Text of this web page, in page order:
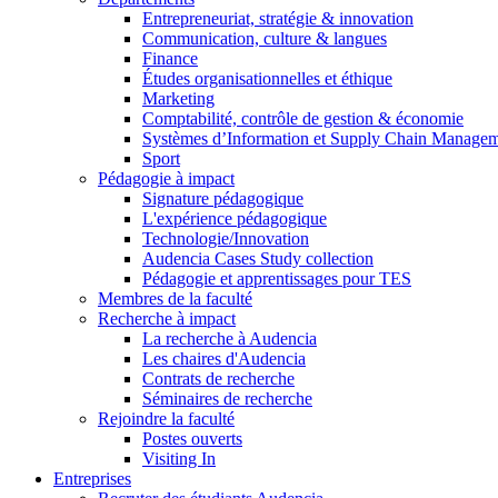
Entrepreneuriat, stratégie & innovation
Communication, culture & langues
Finance
Études organisationnelles et éthique
Marketing
Comptabilité, contrôle de gestion & économie
Systèmes d’Information et Supply Chain
Sport
Pédagogie à impact
Signature pédagogique
L'expérience pédagogique
Technologie/Innovation
Audencia Cases Study collection
Pédagogie et apprentissages pour TES
Membres de la faculté
Recherche à impact
La recherche à Audencia
Les chaires d'Audencia
Contrats de recherche
Séminaires de recherche
Rejoindre la faculté
Postes ouverts
Visiting In
Entreprises